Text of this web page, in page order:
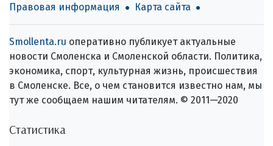
Правовая информация
Карта сайта
Smollenta.ru оперативно публикует актуальные
новости Смоленска и Смоленской области. Политика,
экономика, спорт, культурная жизнь, происшествия
в Смоленске. Все, о чем становится известно нам, мы
тут же сообщаем нашим читателям. © 2011—2020
Статистика